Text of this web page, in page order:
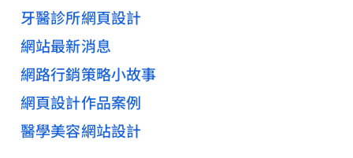
牙醫診所網頁設計
網站最新消息
網路行銷策略小故事
網頁設計作品案例
醫學美容網站設計